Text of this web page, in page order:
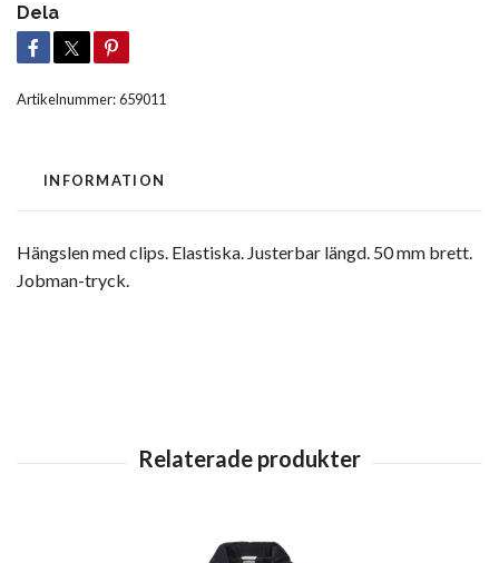
Dela
Artikelnummer:659011
INFORMATION
Hängslen med clips. Elastiska. Justerbar längd. 50 mm brett.
Jobman-tryck.